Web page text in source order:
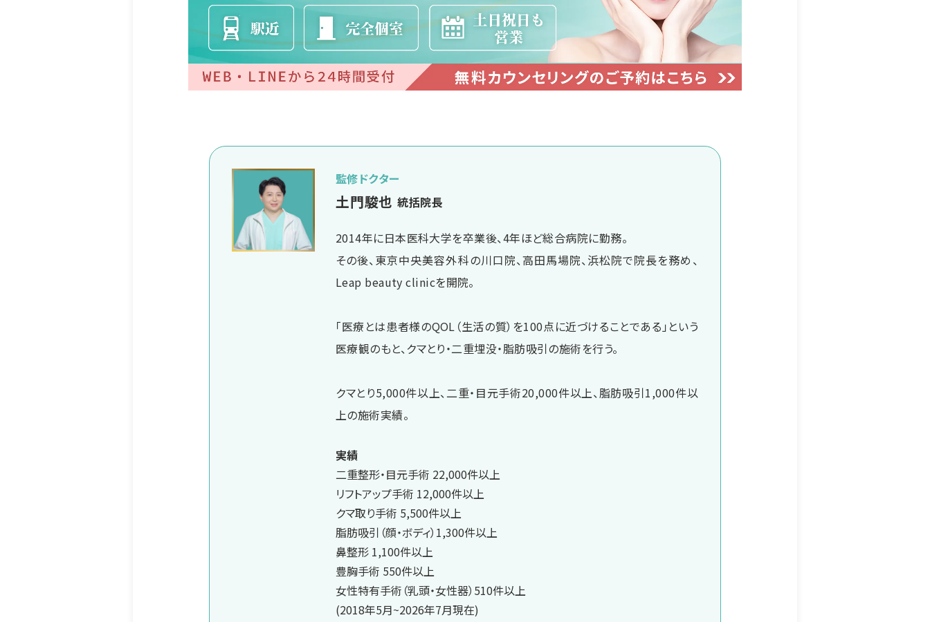
監修ドクター
土門駿也 統括院長
2014年に日本医科大学を卒業後、4年ほど総合病院に勤務。
その後、東京中央美容外科の川口院、高田馬場院、浜松院で院長を務め、
Leap beauty clinicを開院。
「医療とは患者様のQOL（生活の質）を100点に近づけることである」という
医療観のもと、クマとり・二重埋没・脂肪吸引の施術を行う。
クマとり5,000件以上、二重・目元手術20,000件以上、脂肪吸引1,000件以
上の施術実績。
実績
二重整形・目元手術 22,000件以上
リフトアップ手術 12,000件以上
クマ取り手術 5,500件以上
脂肪吸引（顔・ボディ）1,300件以上
鼻整形 1,100件以上
豊胸手術 550件以上
女性特有手術（乳頭・女性器）510件以上
(2018年5月~2026年7月現在)